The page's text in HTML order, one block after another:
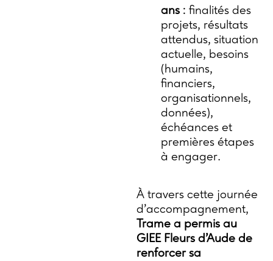
ans : finalités des
projets, résultats
attendus, situation
actuelle, besoins
(humains,
financiers,
organisationnels,
données),
échéances et
premières étapes
à engager.
À travers cette journée
d’accompagnement,
Trame a permis au
GIEE Fleurs d’Aude de
renforcer sa